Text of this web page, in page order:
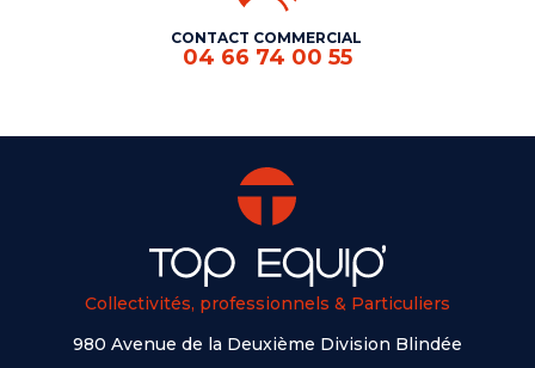
CONTACT COMMERCIAL
04 66 74 00 55
Collectivités, professionnels & Particuliers
980 Avenue de la Deuxième Division Blindée